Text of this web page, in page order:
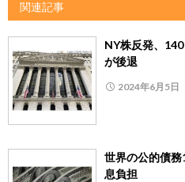
関連記事
NY株反発、
が後退
2024年6月5日
世界の公的債
息負担